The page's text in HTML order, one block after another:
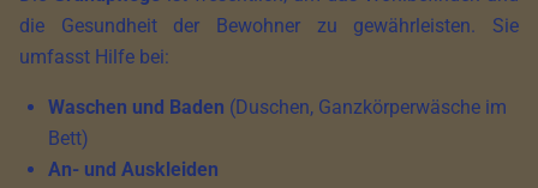
die Gesundheit der Bewohner zu gewährleisten. Sie
umfasst Hilfe bei:
Waschen und Baden (Duschen, Ganzkörperwäsche im
Bett)
An- und Auskleiden